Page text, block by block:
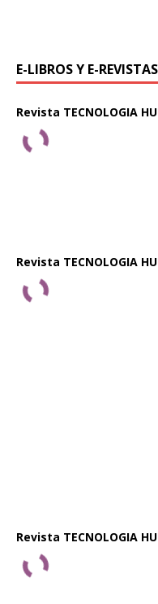
E-LIBROS Y E-REVISTAS
Revista TECNOLOGIA
Revista TECNOLOGIA
Revista TECNOLOGIA